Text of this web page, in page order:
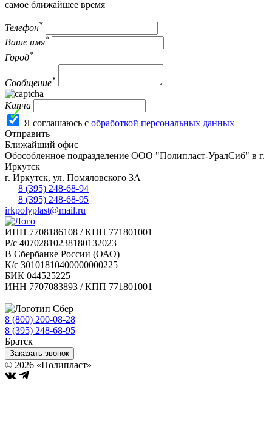
самое ближайшее время
Телефон*
Ваше имя*
Город*
Сообщение*
Капча
Я соглашаюсь с обработкой персональных данных
Отправить
Ближайший офис
Обособленное подразделение ООО "Полипласт-УралСиб" в г.
Иркутск
г. Иркутск, ул. Помяловского 3А
8 (395) 248-68-94
8 (395) 248-68-95
irkpolyplast@mail.ru
ИНН 7708186108 / КПП 771801001
Р/с 40702810238180132023
В Сбербанке России (ОАО)
К/с 30101810400000000225
БИК 044525225
ИНН 7707083893 / КПП 771801001
8 (800) 200-08-28
8 (395) 248-68-95
Братск
Заказать звонок
© 2026 «Полипласт»